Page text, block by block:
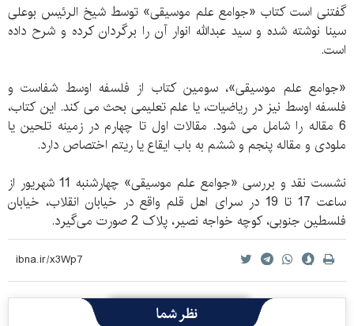
گفتنی است کتاب «جوامع علم موسیقی» توسط شیخ الرئیس بوعلی
سینا نوشته شده و سید عبدالله انوار آن را برگردان کرده و شرح داده
است.
«جوامع علم موسیقی»، سومین کتاب از فلسفه اوسط شفاست و
فلسفه اوسط نیز در ریاضیات، یا علم تعلیمی بحث می کند. این کتاب،
6 مقاله را شامل می شود. مقالات اول تا چهارم در زمینه تلحین یا
ملودی و مقاله پنجم و ششم به باب ایقاع یا ریتم اختصاص دارد.
نشست نقد و بررسی «جوامع علم موسیقی» چهارشنبه 11 شهریور از
ساعت 17 تا 19 در سرای اهل قلم واقع در خیابان انقلاب، خیابان
فلسطین جنوبی، کوچه خواجه نصیر، پلاک 2 صورت می‌گیرد.
نظر شما